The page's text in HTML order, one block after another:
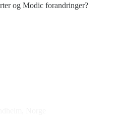
og Modic forandringer?